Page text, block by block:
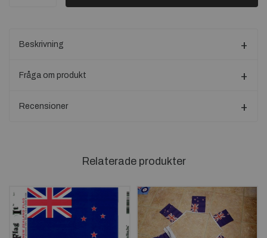
Beskrivning
Fråga om produkt
Recensioner
Relaterade produkter